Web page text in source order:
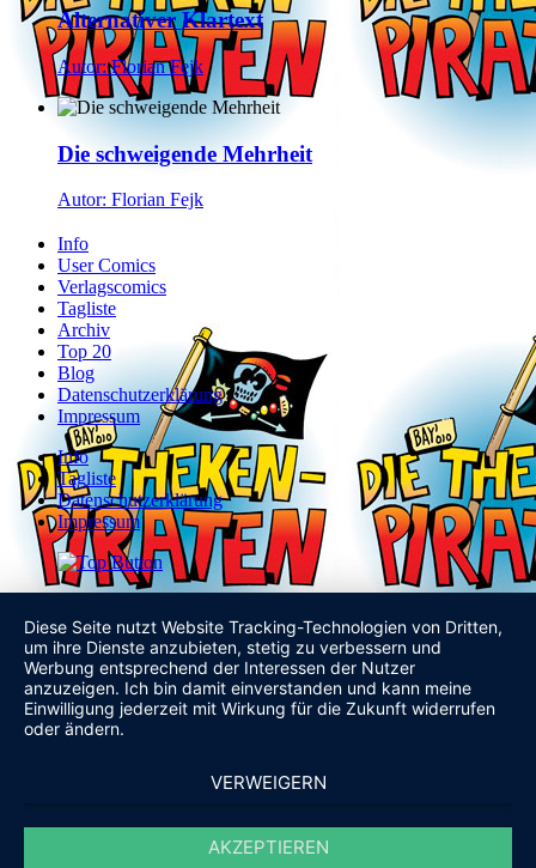
Alternativer Klartext
Autor: Florian Fejk
Die schweigende Mehrheit
Autor: Florian Fejk
Info
User Comics
Verlagscomics
Tagliste
Archiv
Top 20
Blog
Datenschutzerklärung
Impressum
Info
Tagliste
Datenschutzerklärung
Impressum
Diese Seite nutzt Website Tracking-Technologien von Dritten,
um ihre Dienste anzubieten, stetig zu verbessern und
Werbung entsprechend der Interessen der Nutzer
anzuzeigen. Ich bin damit einverstanden und kann meine
Einwilligung jederzeit mit Wirkung für die Zukunft widerrufen
oder ändern.
VERWEIGERN
AKZEPTIEREN